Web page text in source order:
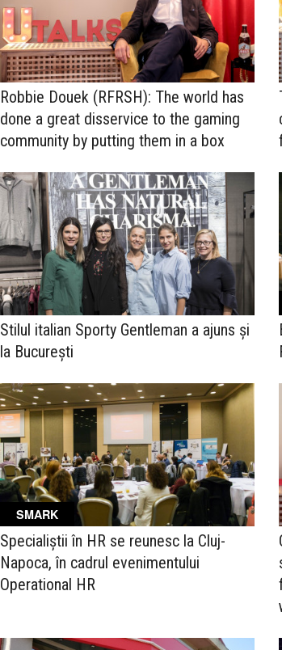
Robbie Douek (RFRSH): The world has
done a great disservice to the gaming
community by putting them in a box
Stilul italian Sporty Gentleman a ajuns și
la București
SMARK
Specialiștii în HR se reunesc la Cluj-
Napoca, în cadrul evenimentului
Operational HR